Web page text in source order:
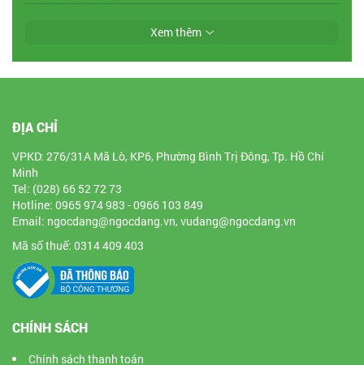
Xem thêm
ĐỊA CHỈ
VPKD: 276/31A Mã Lò, KP6, Phường Bình Trị Đông, Tp. Hồ Chí
Minh
Tel: (028) 66 52 72 73
Hotline: 0965 974 983 - 0966 103 849
Email: ngocdang@ngocdang.vn, vudang@ngocdang.vn
Mã số thuế: 0314 409 403
CHÍNH SÁCH
Chính sách thanh toán